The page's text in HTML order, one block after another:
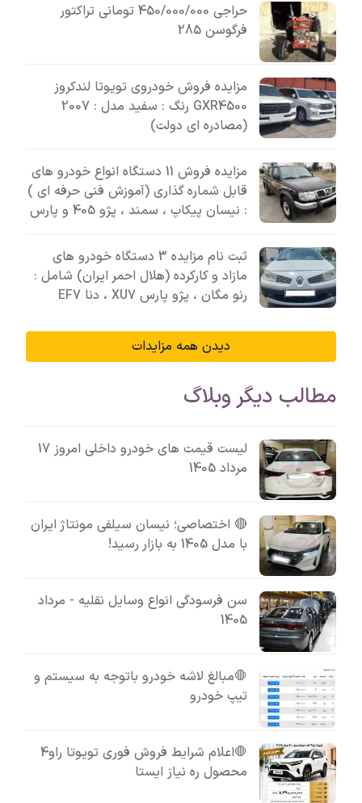
حراجی 450/000/000 تومانی تراکتور
فرگوسن 285
مزایده فروش خودروی تویوتا لندکروز
GXR4500 رنگ : سفید مدل : 2007
(مصادره ای دولت)
مزایده فروش 11 دستگاه انواع خودرو های
قابل شماره گذاری (آموزش فنی حرفه ای )
: نیسان پیکاپ ، سمند ، پژو 405 و پارس
ثبت نام مزایده 3 دستگاه خودرو های
مازاد و کارکرده (هلال احمر ایران) شامل :
رنو مگان ، پژو پارس XU7 ، دنا EF7
دیدن همه مزایدات
مطالب دیگر وبلاگ
لیست قیمت های خودرو داخلی امروز 17
مرداد 1405
🔴 اختصاصی؛ نیسان سیلفی مونتاژ ایران
با مدل 1405 به بازار رسید!
سن فرسودگی انواع وسایل نقلیه - مرداد
1405
🛑مبالغ لاشه خودرو باتوجه به سیستم و
تیپ خودرو
🛑اعلام شرایط فروش فوری تویوتا راو4
محصول ره نیاز ایستا